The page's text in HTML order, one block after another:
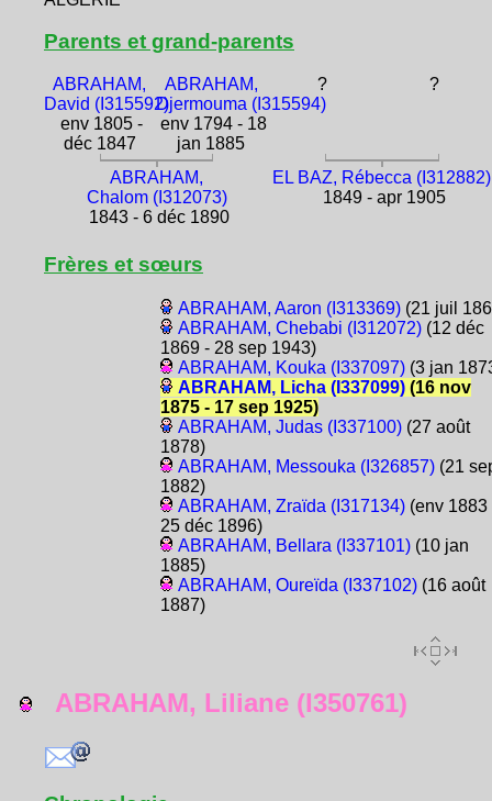
Parents et grand-parents
ABRAHAM,
David (I315592)
env 1805 -
déc 1847
ABRAHAM,
Djermouma (I315594)
env 1794 - 18
jan 1885
? ?
ABRAHAM,
Chalom (I312073)
1843 - 6 déc 1890
EL BAZ, Rébecca (I312882)
1849 - apr 1905
Frères et sœurs
ABRAHAM, Aaron (I313369)(21 juil
ABRAHAM, Chebabi (I312072)(12 déc
1869 - 28 sep 1943)
ABRAHAM, Kouka (I337097)(3 jan
ABRAHAM, Licha (I337099)(16 nov
1875 - 17 sep 1925)
ABRAHAM, Judas (I337100)(27 août
1878)
ABRAHAM, Messouka (I326857)(21
1882)
ABRAHAM, Zraïda (I317134)(env 1883
25 déc 1896)
ABRAHAM, Bellara (I337101)(10 jan
1885)
ABRAHAM, Oureïda (I337102)(16 août
1887)
ABRAHAM, Liliane (I350761)